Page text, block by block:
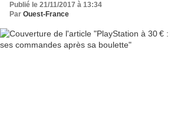
Publié le 21/11/2017 à 13:34
Par Ouest-France